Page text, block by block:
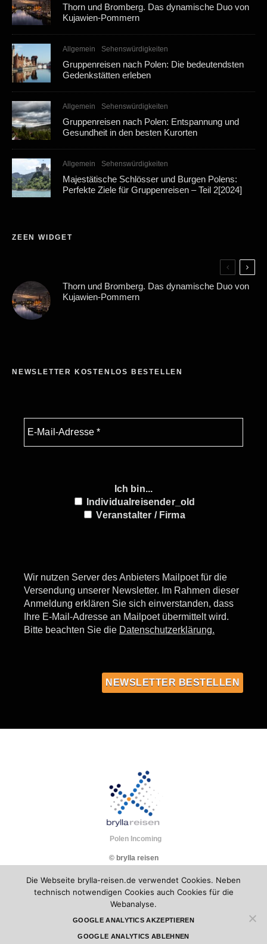
Thorn und Bromberg. Das dynamische Duo von
Kujawien-Pommern
Allgemein Sehenswürdigkeiten
Gruppenreisen nach Polen: Die bedeutendsten
Gedenkstätten erleben
Allgemein Sehenswürdigkeiten
Gruppenreisen nach Polen: Entspannung und
Gesundheit in den besten Kurorten
Allgemein Sehenswürdigkeiten
Majestätische Schlösser und Burgen Polens:
Perfekte Ziele für Gruppenreisen – Teil 2[2024]
ZEEN WIDGET
Thorn und Bromberg. Das dynamische Duo von
Kujawien-Pommern
NEWSLETTER KOSTENLOS BESTELLEN
Ich bin...
Individualreisender_old
Veranstalter / Firma
Wir nutzen Server des Anbieters Mailpoet für die
Versendung unserer Newsletter. Im Rahmen dieser
Anmeldung erklären Sie sich einverstanden, dass
Ihre E-Mail-Adresse an Mailpoet übermittelt wird.
Bitte beachten Sie die Datenschutzerklärung.
Polen Incoming
© brylla reisen
Die Webseite brylla-reisen.de verwendet Cookies. Neben
technisch notwendigen Cookies auch Cookies für die
Webanalyse.
GOOGLE ANALYTICS AKZEPTIEREN
GOOGLE ANALYTICS ABLEHNEN